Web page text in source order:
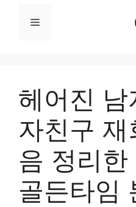
메
헤어진 남
자친구
음 정리
골든타임